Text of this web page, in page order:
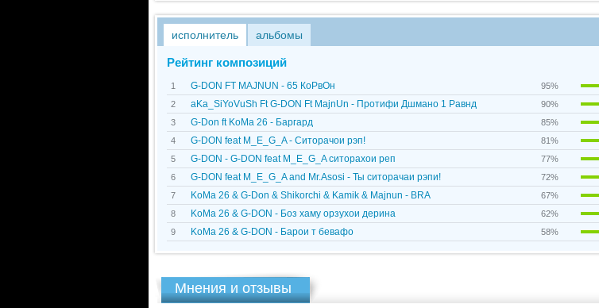
исполнитель альбомы
Рейтинг композиций
1 G-DON FT MAJNUN - 65 КоРвОн
95%
2
aKa_SiYoVuSh Ft G-DON Ft MajnUn - Протифи Дшмано 1 Равнд
90%
3
G-Don ft KoMa 26 - Баргард
85%
4
G-DON feat M_E_G_A - Ситорачои рэп!
81%
5
G-DON - G-DON feat M_E_G_A cиторахои реп
77%
6
G-DON feat M_E_G_A and Mr.Asosi - Ты ситорачаи рэпи!
72%
7
KoMa 26 & G-Don & Shikorchi & Kamik & Majnun - BRA
67%
8
KoMa 26 & G-DON - Боз хаму орзухои дерина
62%
9
KoMa 26 & G-DON - Барои т бевафо 58%
Мнения и отзывы